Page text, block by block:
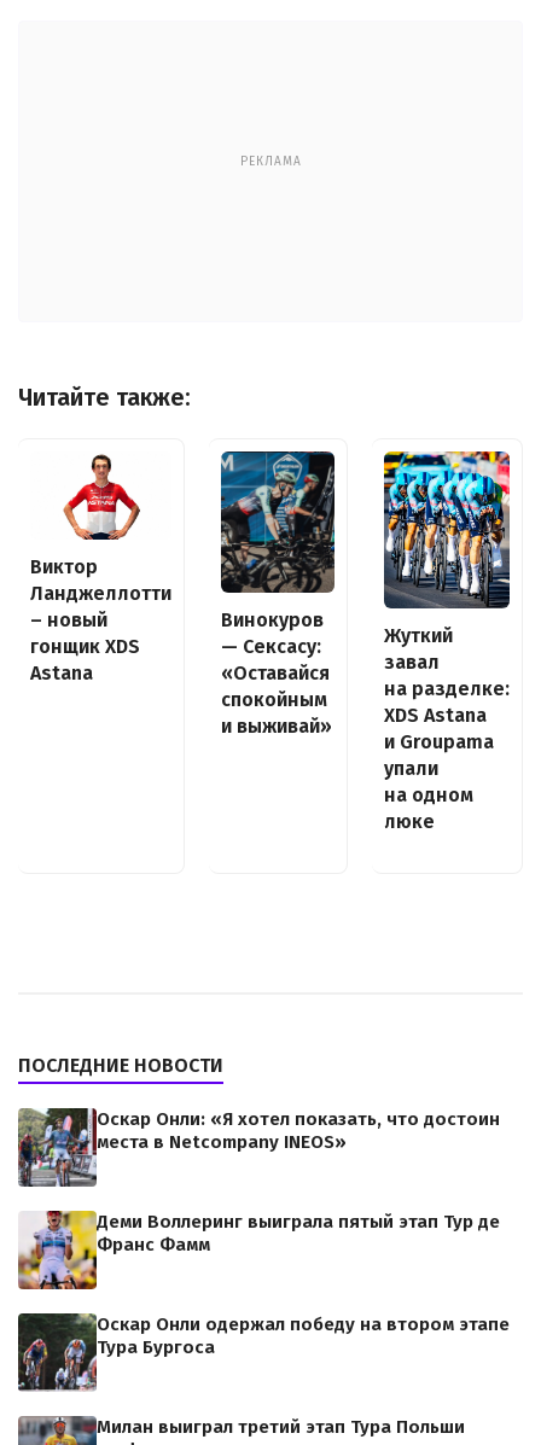
РЕКЛАМА
Читайте также:
Виктор
Ланджеллотти
– новый
гонщик XDS
Astana
Винокуров
— Сексасу:
«Оставайся
спокойным
и выживай»
Жуткий
завал
на разделке:
XDS Astana
и Groupama
упали
на одном
люке
ПОСЛЕДНИЕ НОВОСТИ
Оскар Онли: «Я хотел показать, что достоин
места в Netcompany INEOS»
Деми Воллеринг выиграла пятый этап Тур де
Франс Фамм
Оскар Онли одержал победу на втором этапе
Тура Бургоса
Милан выиграл третий этап Тура Польши